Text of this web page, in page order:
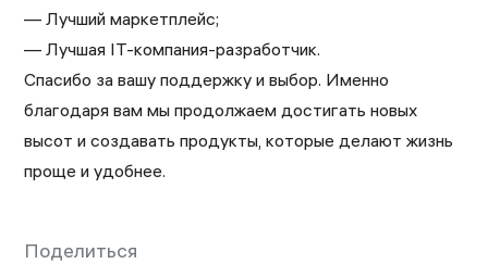
— Лучший маркетплейс;
— Лучшая IT-компания-разработчик.
Спасибо за вашу поддержку и выбор. Именно
благодаря вам мы продолжаем достигать новых
высот и создавать продукты, которые делают жизнь
проще и удобнее.
Поделиться